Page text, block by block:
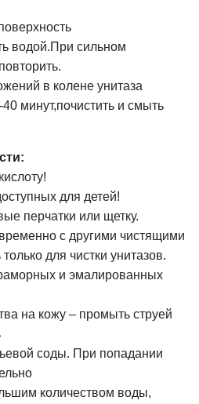
водой.При сильном
в колене унитаза
минут,почистить и смыть
для детей!
перчатки или щетку.
с другими чистящими
для чистки унитазов.
и эмалированных
на кожу – промыть струей
соды. При попадании
количеством воды,